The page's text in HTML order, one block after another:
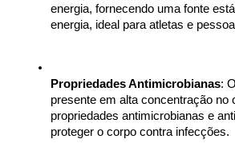
energia, fornecendo uma fonte
energia, ideal para atletas e
Propriedades Antimicrobianas:
presente em alta concentração no
propriedades antimicrobianas e
proteger o corpo contra infecções.